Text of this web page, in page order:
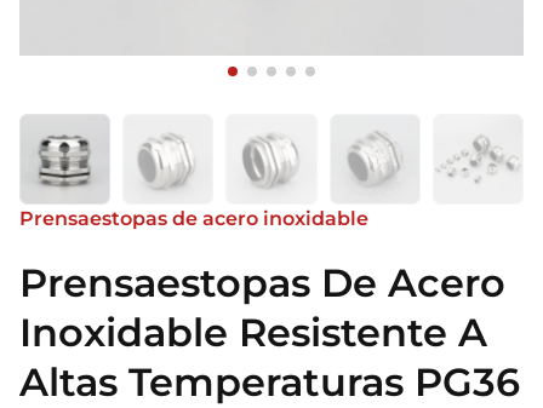
Prensaestopas de acero inoxidable
Prensaestopas De Acero
Inoxidable Resistente A
Altas Temperaturas PG36